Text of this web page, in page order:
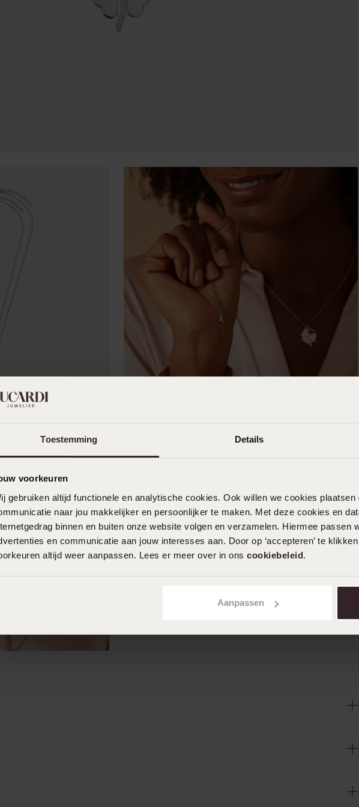
Toestemming Details
voorkeuren
gebruiken altijd functionele en analytische cookies. Ook willen we cookies
naar jou makkelijker en persoonlijker te maken. Met deze cookies en
binnen en buiten onze website volgen en verzamelen. Hiermee passen
en communicatie aan jouw interesses aan. Door op ‘accepteren’ te
altijd weer aanpassen. Lees er meer over in ons cookiebeleid.
Aanpassen